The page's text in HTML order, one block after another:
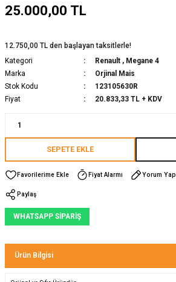
25.000,00 TL
12.750,00 TL den başlayan taksitlerle!
Kategori
Renault , Megane 4
Marka
Orjinal Mais
Stok Kodu
123105630R
Fiyat
20.833,33 TL + KDV
SEPETE EKLE
Fiyat Alarmı Yorum Yap
Paylaş
WHATSAPP SİPARİŞ
Ürün Bilgisi